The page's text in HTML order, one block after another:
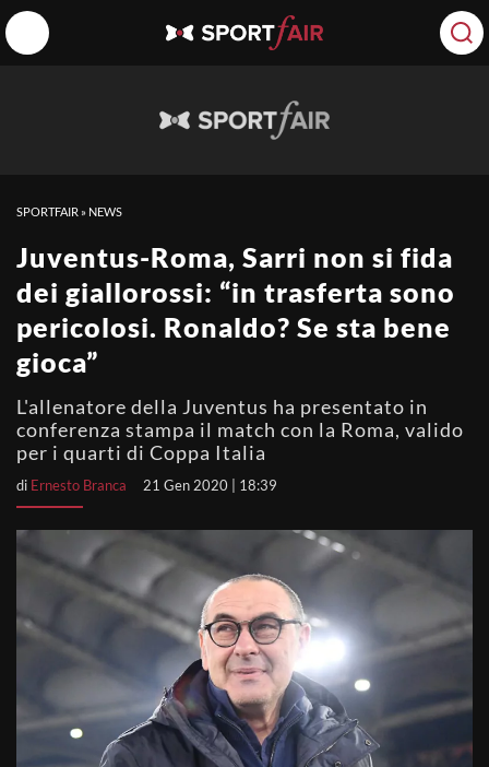
SPORTFAIR » NEWS
Juventus-Roma, Sarri non si fida
dei giallorossi: “in trasferta sono
pericolosi. Ronaldo? Se sta bene
gioca”
L'allenatore della Juventus ha presentato in
conferenza stampa il match con la Roma, valido
per i quarti di Coppa Italia
di Ernesto Branca 21 Gen 2020 | 18:39